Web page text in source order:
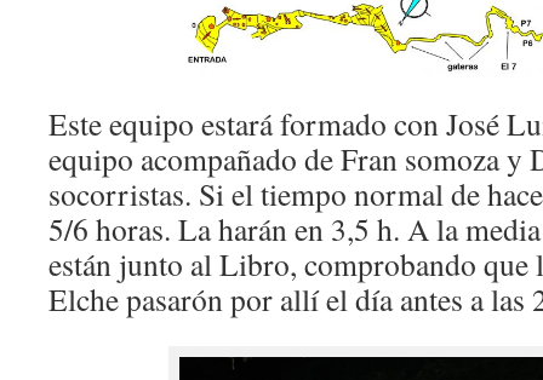
Este equipo estará formado con José
equipo acompañado de Fran somoza y
socorristas. Si el tiempo normal de
5/6 horas. La harán en 3,5 h. A la
están junto al Libro, comprobando que
Elche pasarón por allí el día antes a las